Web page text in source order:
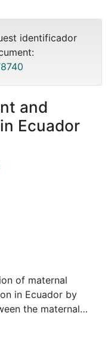
identificador
and
Ecuador
of maternal
in Ecuador by
the maternal
I use exogenous